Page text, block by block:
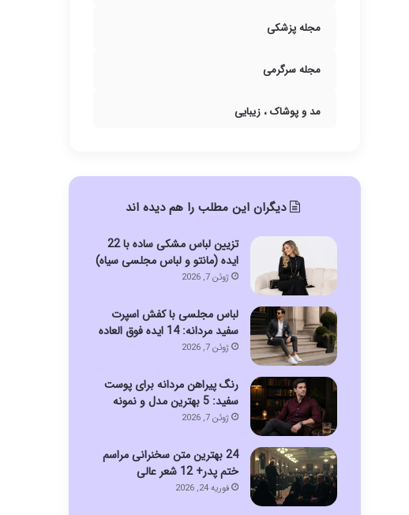
مجله پزشکی
مجله سرگرمی
مد و پوشاک ، زیبایی
دیگران این مطلب را هم دیده اند
تزیین لباس مشکی ساده با 22
ایده (مانتو و لباس مجلسی سیاه)
ژوئن 7, 2026
لباس مجلسی با کفش اسپرت
سفید مردانه: 14 ایده فوق العاده
ژوئن 7, 2026
رنگ پیراهن مردانه برای پوست
سفید: 5 بهترین مدل و نمونه
ژوئن 7, 2026
24 بهترین متن سخنرانی مراسم
ختم پدر+ 12 شعر عالی
فوریه 24, 2026